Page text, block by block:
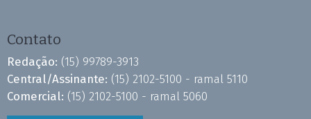
Contato
Redação: (15) 99789-3913
Central/Assinante: (15) 2102-5100 - ramal 5110
Comercial: (15) 2102-5100 - ramal 5060